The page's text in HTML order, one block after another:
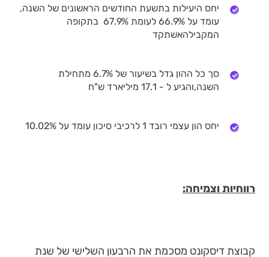
יחס היעילות בתשעת החודשים הראשונים של השנה,
עומד על 66.9% לעומת 67.9% בתקופה
המקבילהאשתקד
סך כל ההון גדל בשיעור של 6.7% מתחילת
השנה,והגיע ל - 17.1 מיליארד ש"ח
יחס הון עצמי רובד 1 לרכיבי סיכון עומד על 10.02%
רווחיות וצמיחה:
קבוצת דיסקונט מסכמת את הרבעון השלישי של שנת